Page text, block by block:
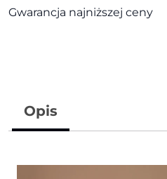
Gwarancja najniższej ceny
Opis